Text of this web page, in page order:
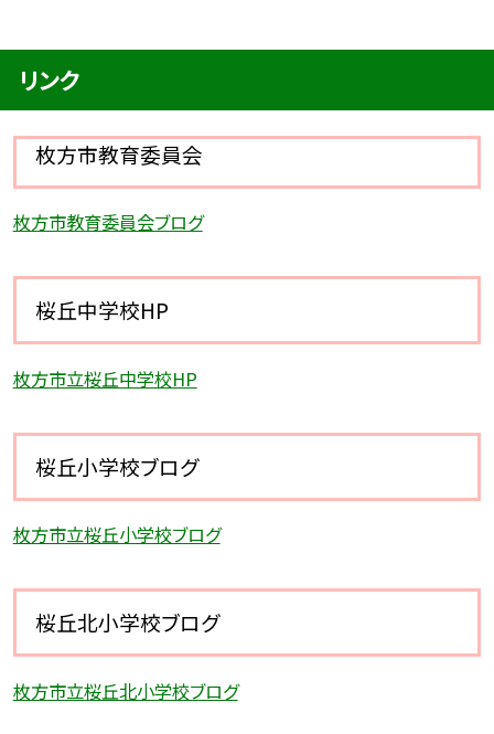
リンク
枚方市教育委員会
枚方市教育委員会ブログ
桜丘中学校HP
枚方市立桜丘中学校HP
桜丘小学校ブログ
枚方市立桜丘小学校ブログ
桜丘北小学校ブログ
枚方市立桜丘北小学校ブログ